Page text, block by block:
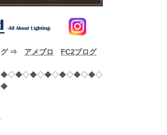
グ ⇒ アメブロ FC2ブログ